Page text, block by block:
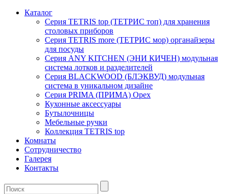
Каталог
Серия TETRIS top (ТЕТРИС топ) для хранения
столовых приборов
Серия TETRIS more (ТЕТРИС мор) органайзеры
для посуды
Серия ANY KITCHEN (ЭНИ КИЧЕН) модульная
система лотков и разделителей
Серия BLACKWOOD (БЛЭКВУД) модульная
система в уникальном дизайне
Серия PRIMA (ПРИМА) Орех
Кухонные аксессуары
Бутылочницы
Мебельные ручки
Коллекция TETRIS top
Комнаты
Сотрудничество
Галерея
Контакты